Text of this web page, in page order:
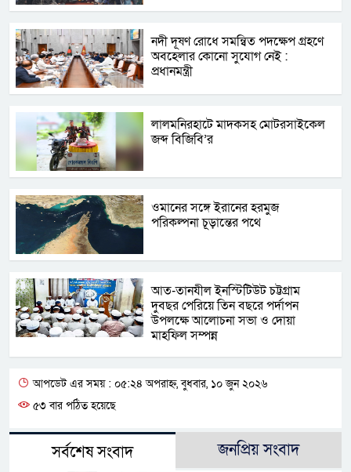
নদী দূষণ রোধে সমন্বিত পদক্ষেপ গ্রহণে
অবহেলার কোনো সুযোগ নেই :
প্রধানমন্ত্রী
লালমনিরহাটে মাদকসহ মোটরসাইকেল
জব্দ বিজিবি’র
ওমানের সঙ্গে ইরানের হরমুজ
পরিকল্পনা চূড়ান্তের পথে
আত-তানযীল ইনস্টিটিউট চট্টগ্রাম
দুবছর পেরিয়ে তিন বছরে পর্দাপন
উপলক্ষে আলোচনা সভা ও দোয়া
মাহফিল সম্পন্ন
আপডেট এর সময় : ০৫:২৪ অপরাহ্ন, বুধবার, ১০ জুন ২০২৬
৫৩ বার পঠিত হয়েছে
সর্বশেষ সংবাদ জনপ্রিয় সংবাদ